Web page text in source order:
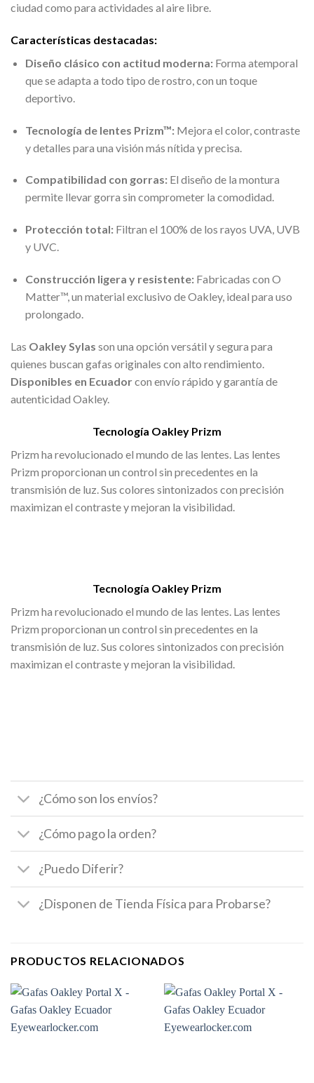
ciudad como para actividades al aire libre.
Características destacadas:
Diseño clásico con actitud moderna:Forma atemporal
que se adapta a todo tipo de rostro, con un toque
deportivo.
Tecnología de lentes Prizm™:Mejora el color, contraste
y detalles para una visión más nítida y precisa.
Compatibilidad con gorras:El diseño de la montura
permite llevar gorra sin comprometer la comodidad.
Protección total:Filtran el 100% de los rayos UVA, UVB
y UVC.
Construcción ligera y resistente:Fabricadas con O
Matter™, un material exclusivo de Oakley, ideal para uso
prolongado.
Las Oakley Sylas son una opción versátil y segura para
quienes buscan gafas originales con alto rendimiento.
Disponibles en Ecuadorcon envío rápido y garantía de
autenticidad Oakley.
Tecnología Oakley Prizm
Prizm ha revolucionado el mundo de las lentes. Las lentes
Prizm proporcionan un control sin precedentes en la
transmisión de luz. Sus colores sintonizados con precisión
maximizan el contraste y mejoran la visibilidad.
Tecnología Oakley Prizm
Prizm ha revolucionado el mundo de las lentes. Las lentes
Prizm proporcionan un control sin precedentes en la
transmisión de luz. Sus colores sintonizados con precisión
maximizan el contraste y mejoran la visibilidad.
¿Cómo son los envíos?
¿Cómo pago la orden?
¿Puedo Diferir?
¿Disponen de Tienda Física para Probarse?
PRODUCTOS RELACIONADOS